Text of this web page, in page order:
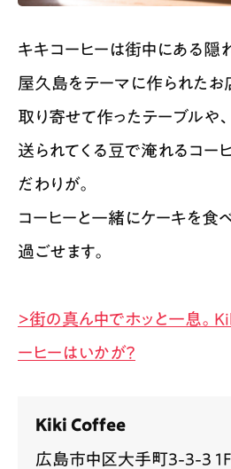
キキコーヒーは街中にある隠
屋久島をテーマに作られたお
取り寄せて作ったテーブルや
送られてくる豆で淹れるコー
だわりが。
コーヒーと一緒にケーキを食
過ごせます。
>街の真ん中でホッと一息。
ーヒーはいかが？
Kiki Coffee
広島市中区大手町3-3-3 1F